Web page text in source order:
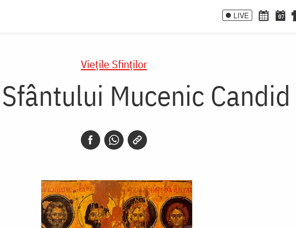
LIVE 07
Vieţile Sfinţilor
Mucenic Candid